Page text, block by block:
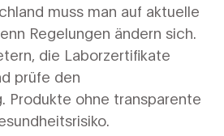
muss man auf aktuelle
Regelungen ändern sich.
die Laborzertifikate
prüfe den
Produkte ohne transparente